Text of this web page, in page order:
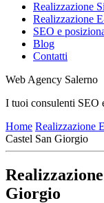
Realizzazione
Realizzazione
SEO e
Blog
Contatti
Web Agency Salerno
I tuoi consulenti SEO
Home Realizzazione
Castel San Giorgio
Giorgio